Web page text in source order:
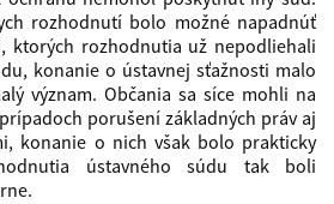
rozhodnutí bolo možné napadnúť
ktorých rozhodnutia už nepodliehali
konanie o ústavnej sťažnosti malo
význam. Občania sa síce mohli na
porušení základných práv aj
konanie o nich však bolo prakticky
ústavného súdu tak boli